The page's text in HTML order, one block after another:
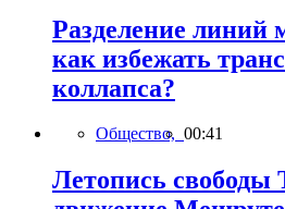
Разделение линий
как избежать
коллапса?
Общество, 00:41
Летопись свободы